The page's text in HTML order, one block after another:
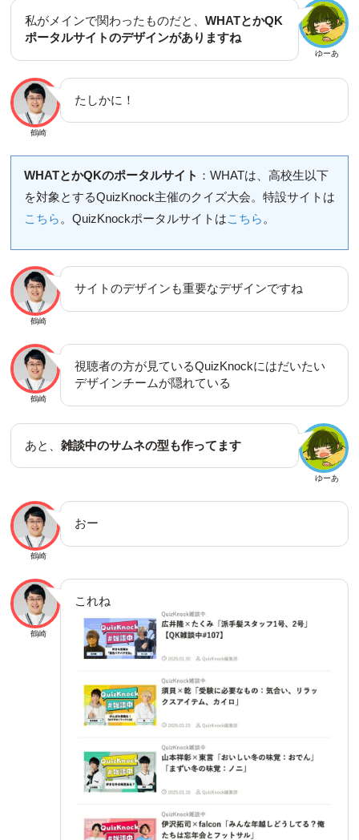
ゆーあ
私がメインで関わったものだと、 WHATとかQK
ポータルサイトのデザインがありますね
鶴崎
たしかに！
WHATとかQKのポータルサイト ：WHATは、高校生以下
を対象とするQuizKnock主催のクイズ大会。特設サイトは
こちら 。QuizKnockポータルサイトはこちら 。
鶴崎
サイトのデザインも重要なデザインですね
鶴崎
視聴者の方が見ているQuizKnockにはだいたい
デザインチームが隠れている
ゆーあ
あと、 雑談中のサムネの型も作ってます
鶴崎
おー
鶴崎
これね